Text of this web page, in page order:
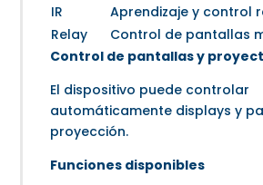
IR
Aprendizaje y control
Relay
Control de pantallas
Control de pantallas y
El dispositivo puede controlar
automáticamente displays y
proyección.
Funciones disponibles